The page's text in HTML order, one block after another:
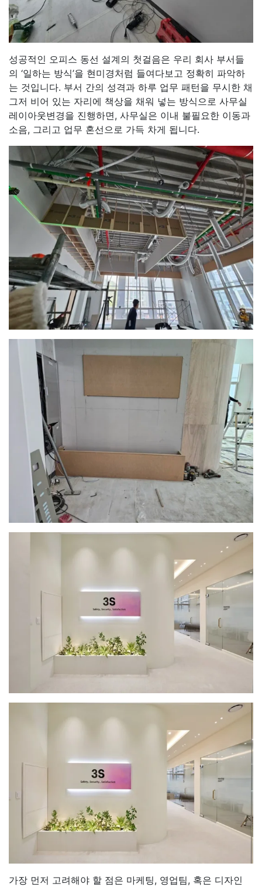
성공적인 오피스 동선 설계의 첫걸음은 우리 회사 부서들
의 ‘일하는 방식’을 현미경처럼 들여다보고 정확히 파악하
는 것입니다. 부서 간의 성격과 하루 업무 패턴을 무시한 채
그저 비어 있는 자리에 책상을 채워 넣는 방식으로 사무실
레이아웃변경을 진행하면, 사무실은 이내 불필요한 이동과
소음, 그리고 업무 혼선으로 가득 차게 됩니다.
가장 먼저 고려해야 할 점은 마케팅, 영업팀, 혹은 디자인